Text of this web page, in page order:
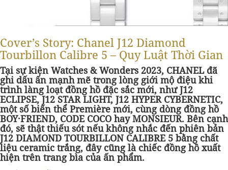
Cover’s Story: Chanel J12 Diamond
Tourbillon Calibre 5 – Quy Luật Thời Gian
Tại sự kiện Watches & Wonders 2023, CHANEL đã
ghi dấu ấn mạnh mẽ trong lòng giới mộ điệu khi
trình làng loạt đồng hồ đặc sắc mới, như J12
ECLIPSE, J12 STAR LIGHT, J12 HYPER CYBERNETIC,
một số biến thể Première mới, cùng dòng đồng hồ
BOY·FRIEND, CODE COCO hay MONSIEUR. Bên cạnh
đó, sẽ thật thiếu sót nếu không nhắc đến phiên bản
J12 DIAMOND TOURBILLON CALIBRE 5 bằng chất
liệu ceramic trắng, đây cũng là chiếc đồng hồ xuất
hiện trên trang bìa của ấn phẩm.